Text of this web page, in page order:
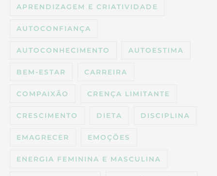
APRENDIZAGEM E CRIATIVIDADE
AUTOCONFIANÇA
AUTOCONHECIMENTO AUTOESTIMA
BEM-ESTAR CARREIRA
COMPAIXÃO CRENÇA LIMITANTE
CRESCIMENTO DIETA DISCIPLINA
EMAGRECER EMOÇÕES
ENERGIA FEMININA E MASCULINA